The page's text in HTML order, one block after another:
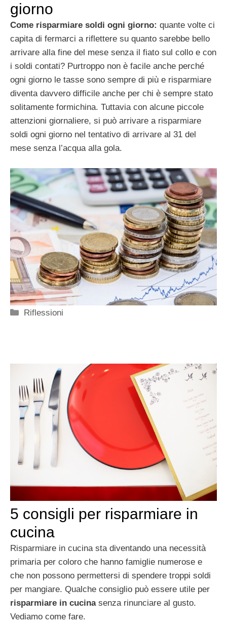
giorno
Come risparmiare soldi ogni giorno: quante volte ci
capita di fermarci a riflettere su quanto sarebbe bello
arrivare alla fine del mese senza il fiato sul collo e con
i soldi contati? Purtroppo non è facile anche perché
ogni giorno le tasse sono sempre di più e risparmiare
diventa davvero difficile anche per chi è sempre stato
solitamente formichina. Tuttavia con alcune piccole
attenzioni giornaliere, si può arrivare a risparmiare
soldi ogni giorno nel tentativo di arrivare al 31 del
mese senza l’acqua alla gola.
Categorie
Riflessioni
5 consigli per risparmiare in
cucina
Risparmiare in cucina sta diventando una necessità
primaria per coloro che hanno famiglie numerose e
che non possono permettersi di spendere troppi soldi
per mangiare. Qualche consiglio può essere utile per
risparmiare in cucinasenza rinunciare al gusto.
Vediamo come fare.